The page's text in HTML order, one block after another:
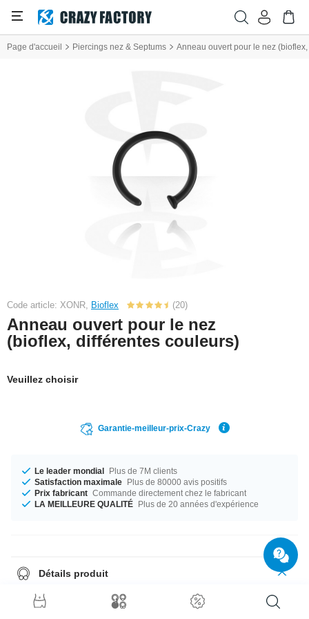
Page d'accueil Piercings nez & Septums Anneau ouvert pour le nez
Code article: XONR, Bioflex (20)
Anneau ouvert pour le nez
(bioflex, différentes couleurs)
Veuillez choisir
Garantie-meilleur-prix-Crazy
Le leader mondial Plus de 7M clients
Satisfaction maximale Plus de 80000 avis positifs
Prix fabricant Commande directement chez le fabricant
LA MEILLEURE QUALITÉ Plus de 20 années d'expérience
Détails produit
Le parfait compagnon pour toutes les occasions... disponible du calibre
0.8 mm au 1.0 mm. Le parfait compagnon pour toutes les occasions...